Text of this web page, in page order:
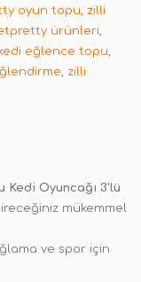
oyun topu, zilli
ürünleri,
eğlence topu,
, zilli
Kedi Oyuncağı 3'lü
mükemmel
ve spor için